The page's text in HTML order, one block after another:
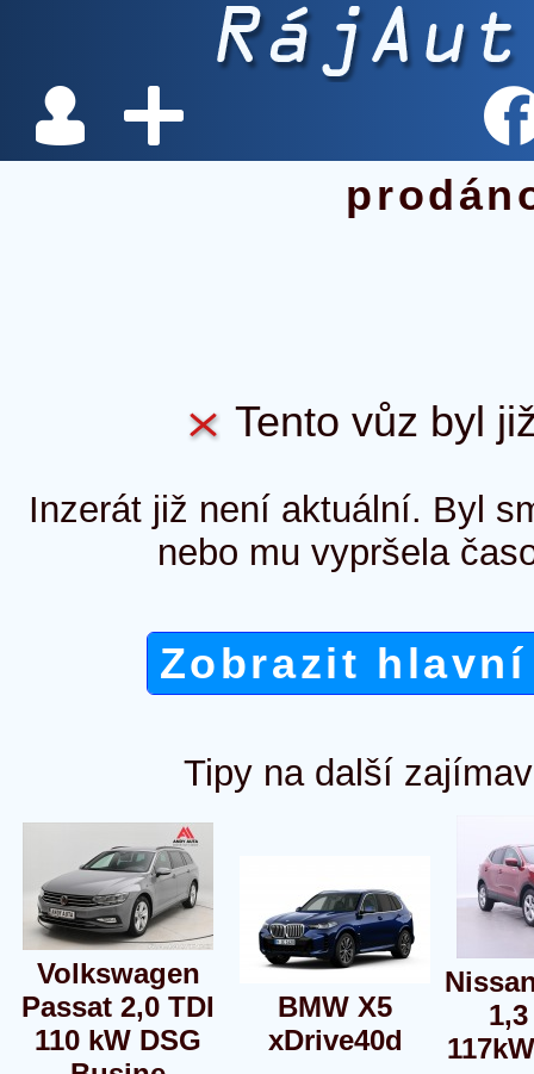
Tento vůz byl
Inzerát již není aktuální. Byl
nebo mu vypršela
Zobrazit
Tipy na další
Volkswagen
Passat 2,0 TDI
110 kW DSG
BMW X5
xDrive40d